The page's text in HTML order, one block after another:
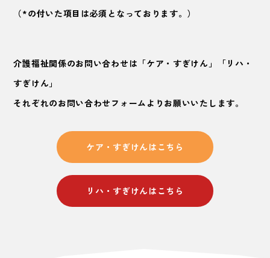
（*の付いた項目は必須となっております。）
介護福祉関係のお問い合わせは「ケア・すぎけん」「リハ・
すぎけん」
それぞれのお問い合わせフォームよりお願いいたします。
ケア・すぎけんはこちら
リハ・すぎけんはこちら